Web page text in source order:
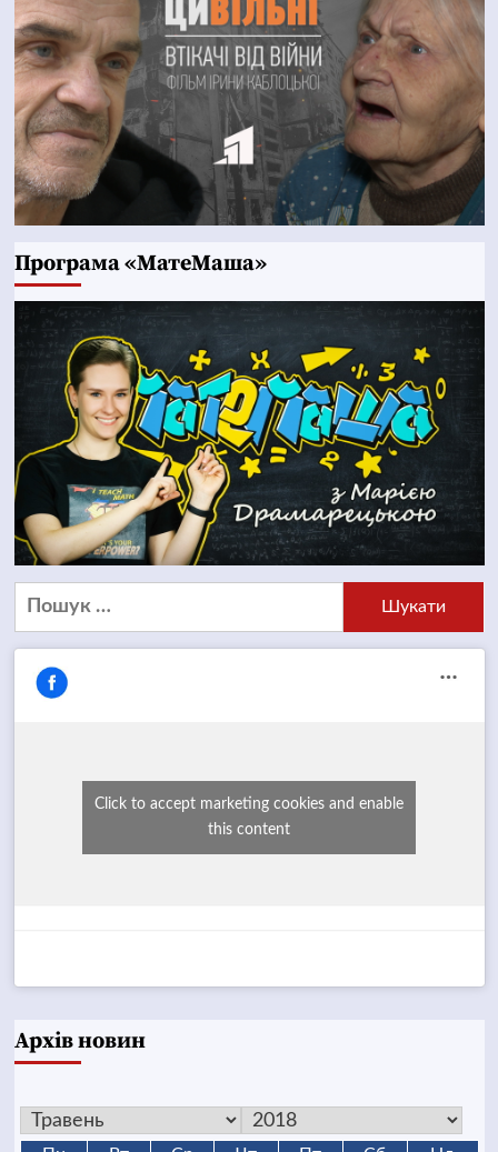
Програма «МатеМаша»
Пошук:
Click to accept marketing cookies and enable
this content
Архів новин